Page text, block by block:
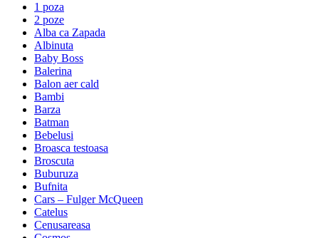
1 poza
2 poze
Alba ca Zapada
Albinuta
Baby Boss
Balerina
Balon aer cald
Bambi
Barza
Batman
Bebelusi
Broasca testoasa
Broscuta
Buburuza
Bufnita
Cars – Fulger McQueen
Catelus
Cenusareasa